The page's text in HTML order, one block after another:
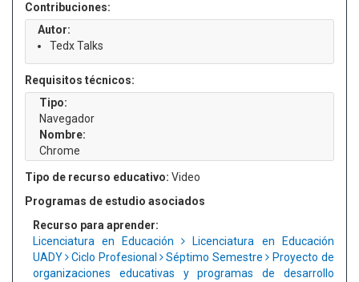
Contribuciones:
Autor:
Tedx Talks
Requisitos técnicos:
Tipo:
Navegador
Nombre:
Chrome
Tipo de recurso educativo: Video
Programas de estudio asociados
Recurso para aprender:
Licenciatura en Educación
Licenciatura en Educación
UADY
Ciclo Profesional Séptimo Semestre
Proyecto de
organizaciones educativas y programas de desarrollo